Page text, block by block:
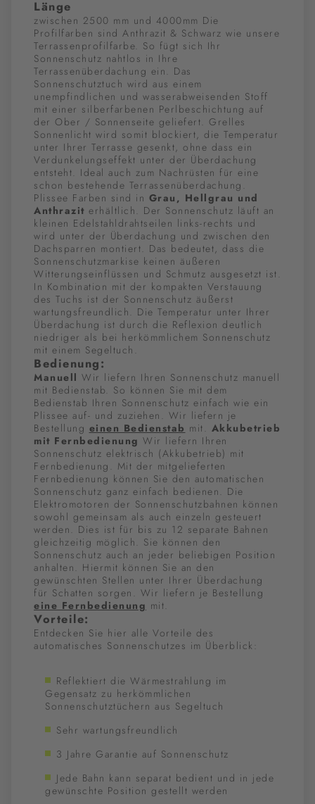
Länge
zwischen 2500 mm und 4000mm Die
Profilfarben sind Anthrazit & Schwarz wie unsere
Terrassenprofilfarbe. So fügt sich Ihr
Sonnenschutz nahtlos in Ihre
Terrassenüberdachung ein. Das
Sonnenschutztuch wird aus einem
unempfindlichen und wasserabweisenden Stoff
mit einer silberfarbenen Perlbeschichtung auf
der Ober / Sonnenseite geliefert. Grelles
Sonnenlicht wird somit blockiert, die Temperatur
unter Ihrer Terrasse gesenkt, ohne dass ein
Verdunkelungseffekt unter der Überdachung
entsteht. Ideal auch zum Nachrüsten für eine
schon bestehende Terrassenüberdachung.
Plissee Farben sind in Grau, Hellgrau und
Anthrazit erhältlich. Der Sonnenschutz läuft an
kleinen Edelstahldrahtseilen links-rechts und
wird unter der Überdachung und zwischen den
Dachsparren montiert. Das bedeutet, dass die
Sonnenschutzmarkise keinen äußeren
Witterungseinflüssen und Schmutz ausgesetzt ist.
In Kombination mit der kompakten Verstauung
des Tuchs ist der Sonnenschutz äußerst
wartungsfreundlich. Die Temperatur unter Ihrer
Überdachung ist durch die Reflexion deutlich
niedriger als bei herkömmlichem Sonnenschutz
mit einem Segeltuch.
Bedienung:
Manuell Wir liefern Ihren Sonnenschutz manuell
mit Bedienstab. So können Sie mit dem
Bedienstab Ihren Sonnenschutz einfach wie ein
Plissee auf- und zuziehen. Wir liefern je
Bestellung einen Bedienstab mit. Akkubetrieb
mit Fernbedienung Wir liefern Ihren
Sonnenschutz elektrisch (Akkubetrieb) mit
Fernbedienung. Mit der mitgelieferten
Fernbedienung können Sie den automatischen
Sonnenschutz ganz einfach bedienen. Die
Elektromotoren der Sonnenschutzbahnen können
sowohl gemeinsam als auch einzeln gesteuert
werden. Dies ist für bis zu 12 separate Bahnen
gleichzeitig möglich. Sie können den
Sonnenschutz auch an jeder beliebigen Position
anhalten. Hiermit können Sie an den
gewünschten Stellen unter Ihrer Überdachung
für Schatten sorgen. Wir liefern je Bestellung
eine Fernbedienung mit.
Vorteile:
Entdecken Sie hier alle Vorteile des
automatisches Sonnenschutzes im Überblick:
Reflektiert die Wärmestrahlung im
Gegensatz zu herkömmlichen
Sonnenschutztüchern aus Segeltuch
Sehr wartungsfreundlich
3 Jahre Garantie auf Sonnenschutz
Jede Bahn kann separat bedient und in jede
gewünschte Position gestellt werden